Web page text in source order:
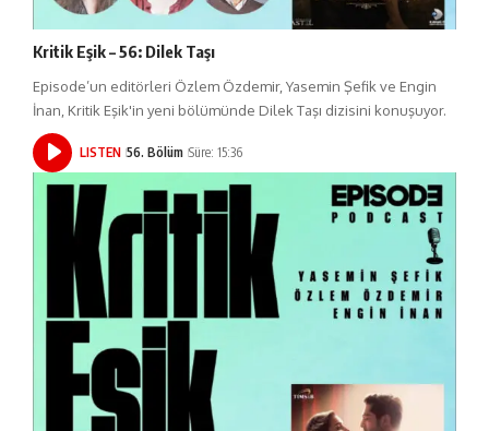
Kritik Eşik – 56: Dilek Taşı
Episode’un editörleri Özlem Özdemir, Yasemin Şefik ve Engin
İnan, Kritik Eşik'in yeni bölümünde Dilek Taşı dizisini konuşuyor.
LISTEN 56. Bölüm Süre: 15:36